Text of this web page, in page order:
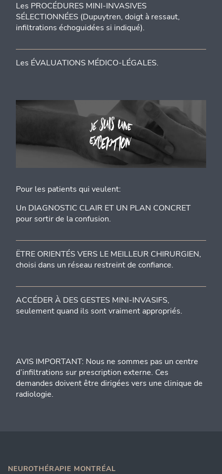
Les PROCÉDURES MINI-INVASIVES
SÉLECTIONNÉES (Dupuytren, doigt à ressaut,
infiltrations échoguidées si indiqué).
Les ÉVALUATIONS MÉDICO-LÉGALES.
Pour les patients qui veulent:
Un DIAGNOSTIC CLAIR ET UN PLAN CONCRET
pour sortir de la confusion.
ËTRE ORIENTÉS VERS LE MEILLEUR CHIRURGIEN,
choisi dans un réseau restreint de confiance.
ACCÉDER À DES GESTES MINI-INVASIFS,
seulement quand ils sont vraiment appropriés.
AVIS IMPORTANT: Nous ne sommes pas un centre
d’infiltrations sur prescription externe. Ces
demandes doivent être dirigées vers une clinique de
radiologie.
NEUROTHÉRAPIE MONTRÉAL